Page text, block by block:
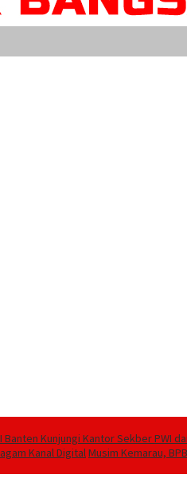
Kunjungi Kantor Sekber PWI
Kanal DigitalMusim Kemarau,